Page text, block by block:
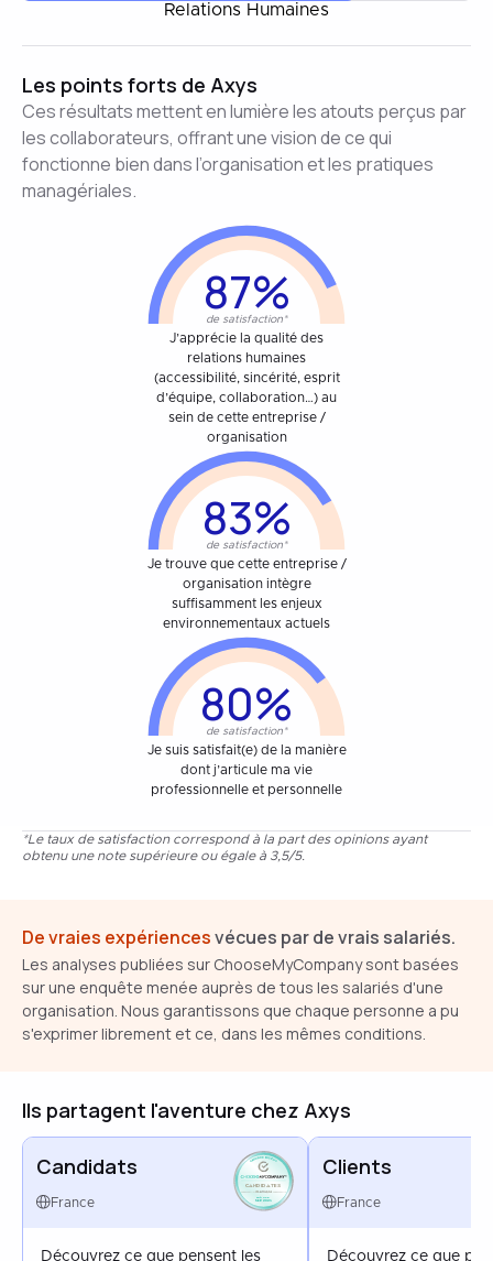
Relations Humaines
Les points forts de Axys
Ces résultats mettent en lumière les atouts perçus par
les collaborateurs, offrant une vision de ce qui
fonctionne bien dans l’organisation et les pratiques
managériales.
87%
de satisfaction*
J’apprécie la qualité des
relations humaines
(accessibilité, sincérité, esprit
d’équipe, collaboration…) au
sein de cette entreprise /
organisation
83%
de satisfaction*
Je trouve que cette entreprise /
organisation intègre
suffisamment les enjeux
environnementaux actuels
80%
de satisfaction*
Je suis satisfait(e) de la manière
dont j’articule ma vie
professionnelle et personnelle
*Le taux de satisfaction correspond à la part des opinions ayant
obtenu une note supérieure ou égale à 3,5/5.
De vraies expériencesvécues par de vrais salariés.
Les analyses publiées sur ChooseMyCompany sont basées
sur une enquête menée auprès de tous les salariés d'une
organisation. Nous garantissons que chaque personne a pu
s'exprimer librement et ce, dans les mêmes conditions.
Ils partagent l'aventure chez Axys
Candidats
France
CANDIDATES
FRANCE
SEP 2025
Découvrez ce que pensent les
Clients
France
Découvrez ce que